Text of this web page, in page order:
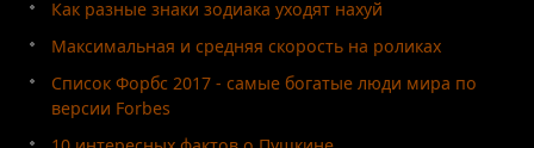
Как разные знаки зодиака уходят нахуй
Максимальная и средняя скорость на роликах
Список Форбс 2017 - самые богатые люди мира по
версии Forbes